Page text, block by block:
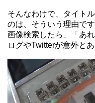
そんなわけで、タイト
のは、そういう理由です
画像検索したら、「あ
ログやTwitterが意外と